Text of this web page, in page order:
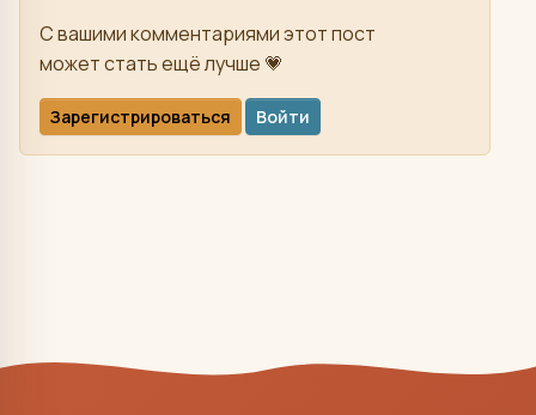
С вашими комментариями этот пост
может стать ещё лучше 💗
Зарегистрироваться Войти